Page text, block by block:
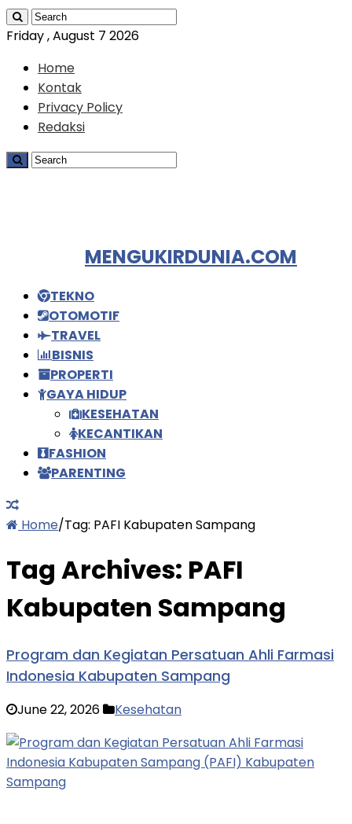
Friday , August 7 2026
Home
Kontak
Privacy Policy
Redaksi
MENGUKIRDUNIA.COM
TEKNO
OTOMOTIF
TRAVEL
BISNIS
PROPERTI
GAYA HIDUP
KESEHATAN
KECANTIKAN
FASHION
PARENTING
Home/Tag: PAFI Kabupaten Sampang
Tag Archives: PAFI
Kabupaten Sampang
Program dan Kegiatan Persatuan Ahli Farmasi
Indonesia Kabupaten Sampang
June 22, 2026 Kesehatan